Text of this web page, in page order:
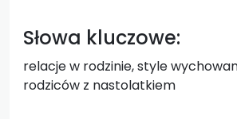
Słowa kluczowe:
relacje w rodzinie, style
rodziców z nastolatkiem